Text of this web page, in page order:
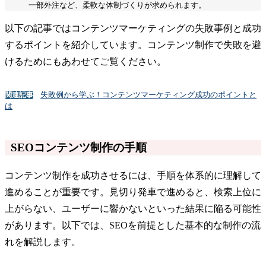
一部外注など、柔軟な体制づくりが求められます。
以下の記事ではコンテンツマーケティングの失敗事例と成功
するポイントを紹介しています。コンテンツ制作で失敗を避
けるためにもあわせてご覧ください。
関連記事
失敗例から学ぶ！コンテンツマーケティング成功のポイントと
は
SEOコンテンツ制作の手順
コンテンツ制作を成功させるには、手順を体系的に理解して
進めることが重要です。見切り発車で進めると、検索上位に
上がらない、ユーザーに響かないといった結果に陥る可能性
があります。以下では、SEOを前提とした基本的な制作の流
れを解説します。